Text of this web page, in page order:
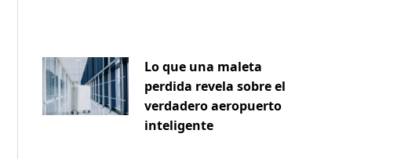
Lo que una maleta
perdida revela sobre el
verdadero aeropuerto
inteligente